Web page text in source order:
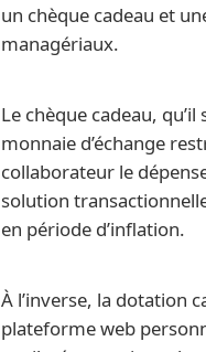
un chèque cadeau et
managériaux.
Le chèque cadeau,
monnaie d’échange
collaborateur le
solution
en période d’inflation.
À l’inverse, la dotation
plateforme web